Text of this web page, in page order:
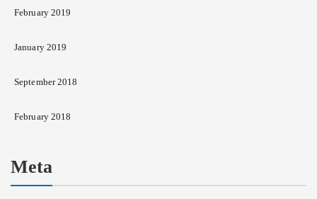
February 2019
January 2019
September 2018
February 2018
Meta